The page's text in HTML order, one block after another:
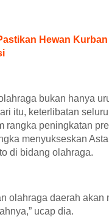
Hewan
bukan hanya
itu, keterlibatan
rangka peningkatan
menyukseskan
di bidang olahraga.
olahraga daerah akan
ucap dia.